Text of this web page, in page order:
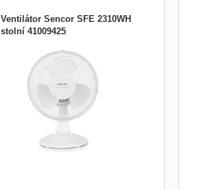
Ventilátor Sencor SFE 2310WH
stolní 41009425
Lopatky o průměru 23 cm stolního
ventilátoru se třemi rychlostmi chrání
přední a zadní kovová mřížka.
Automatická horizontální rotace v úhlu 90 °
s možností vypnutí, nastavitelný úhel
sklonu, protiskluzové nožky, ochrana proti